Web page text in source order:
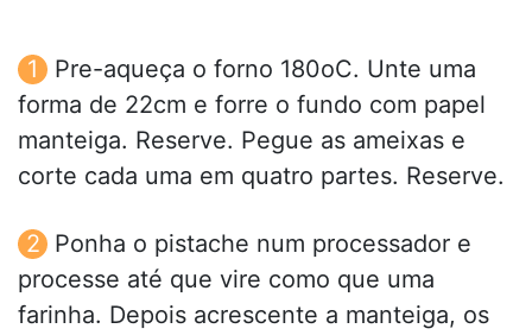
Pre-aqueça o forno 180oC. Unte uma
forma de 22cm e forre o fundo com papel
manteiga. Reserve. Pegue as ameixas e
corte cada uma em quatro partes. Reserve.
Ponha o pistache num processador e
processe até que vire como que uma
farinha. Depois acrescente a manteiga, os